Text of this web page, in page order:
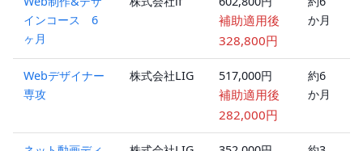
インコース 6
ヶ月
補助適用後
328,800円
か月
Webデザイナー
専攻
株式会社LIG 517,000円
補助適用後
282,000円
約6
か月